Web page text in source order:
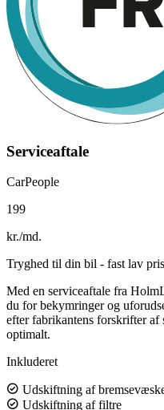
Serviceaftale
CarPeople
199
kr./md.
Tryghed til din bil - fast lav pris
Med en serviceaftale fra
du for bekymringer og
efter fabrikantens forskrifter af
optimalt.
Inkluderet
Udskiftning af
Udskiftning af filtre